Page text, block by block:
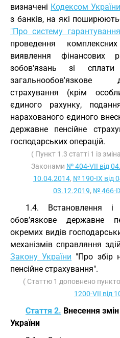
визначені Кодексом
з банків, на які
"Про систему
проведення
виявлення фінансових
зобов'язань зі
загальнообов'язкове
страхування (крім
єдиного рахунку,
нарахованого єдиного
державне пенсійне
господарських операцій.
( Пункт 1.3 статті 1 із
Законами № 404-VII від
10.04.2014, № 190-IX від
03.12.2019, № 466-
1.4. Встановлення і
обов’язкове державне
окремих видів
механізмів справляння
Закону України "Про збір
пенсійне страхування".
( Статтю 1 доповнено
1200-VII від
Стаття 2. Внесення
України